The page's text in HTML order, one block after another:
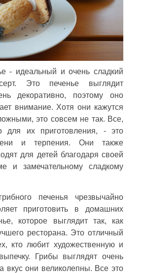
- идеальный и очень сладкий
Это печенье выглядит
декоративно, поэтому оно
внимание. Хотя они кажутся
это совсем не так. Все,
для их приготовления, - это
и терпения. Они также
для детей благодаря своей
и замечательному сладкому
печенья чрезвычайно
приготовить в домашних
которое выглядит так, как
ресторана. Это отличный
кто любит художественную и
Грибы выглядят очень
вкус они великолепны. Все это